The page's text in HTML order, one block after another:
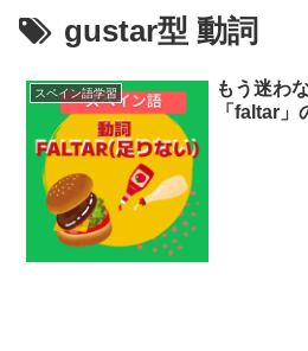
gustar型 動詞
スペイン語学習
もう迷わ
「faltar」